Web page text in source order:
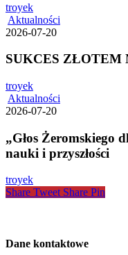
troyek
Aktualności
2026-07-20
SUKCES ZŁOTEM
troyek
Aktualności
Ziemi”
młodzi
klimatu,
nauki
2026-07-20
„Głos Żeromskiego
nauki i przyszłości
troyek
Share Tweet Share Pin
Dane kontaktowe